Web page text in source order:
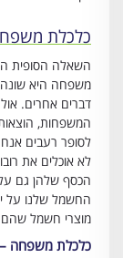
כלכלת
השאלה הסופית
משפחה היא שונה
דברים אחרים.
המשפחות,
לסופר רעבים
לא אוכלים את
הכסף שלהן גם
החשמל שלנו על
מוצרי חשמל שהם
כלכלת משפחה –